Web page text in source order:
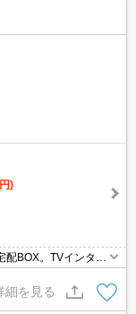
)
BOX。TVインター
エアコン付き。独立
。
細を見る